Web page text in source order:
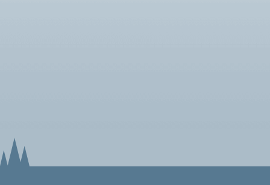
L'UNIVERS GC
Le forum